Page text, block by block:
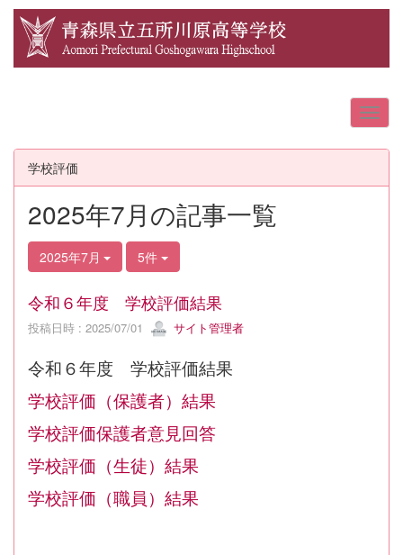
学校評価
2025年7月の記事一覧
2025年7月 5件
令和６年度 学校評価結果
投稿日時 : 2025/07/01 サイト管理者
令和６年度 学校評価結果
学校評価（保護者）結果
学校評価保護者意見回答
学校評価（生徒）結果
学校評価（職員）結果